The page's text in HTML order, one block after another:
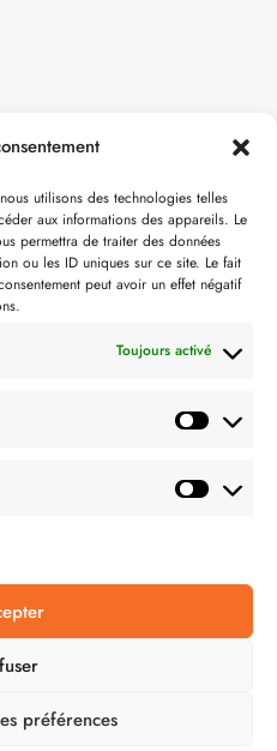
utilisons des technologies telles
aux informations des appareils. Le
permettra de traiter des données
ou les ID uniques sur ce site. Le fait
peut avoir un effet négatif
Toujours activé
préférences
GÉNÉRALES DE VENTES